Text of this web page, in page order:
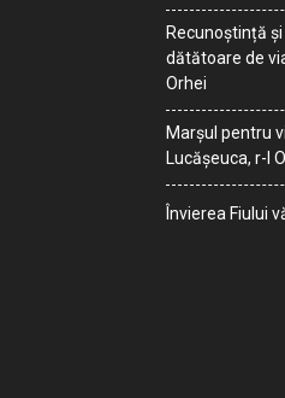
Recunoștință
dătătoare de
Orhei
Marșul pentru
Lucășeuca, r-l
Învierea Fiului